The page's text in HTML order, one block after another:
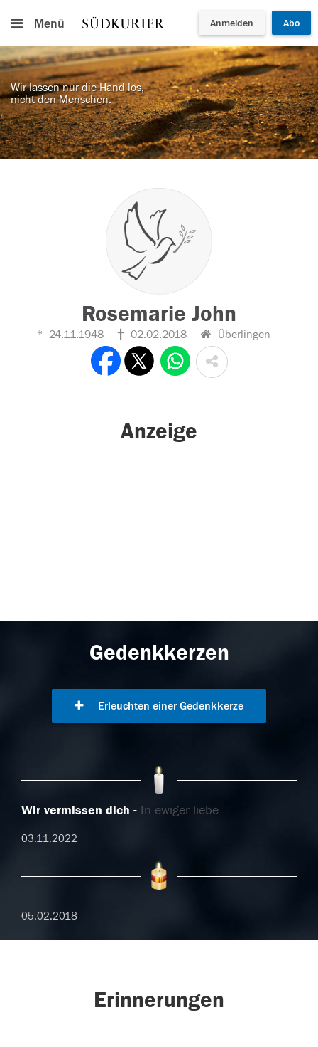
Menü Anmelden Abo
Wir lassen nur die Hand los,
nicht den Menschen.
Rosemarie John
24.11.1948 02.02.2018 Überlingen
Anzeige
Gedenkkerzen
Erleuchten einer Gedenkkerze
Wir vermissen dich In ewiger liebe
03.11.2022
05.02.2018
Erinnerungen